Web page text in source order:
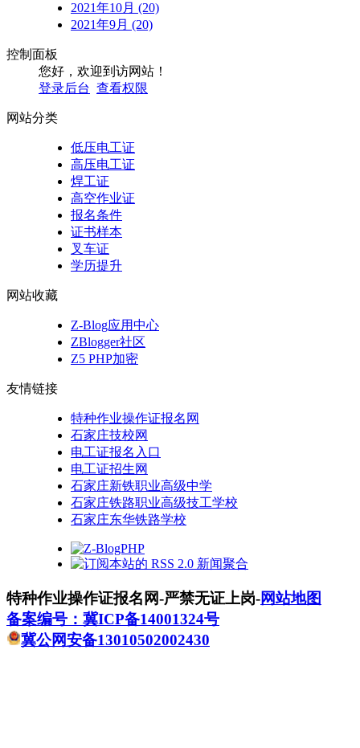
2021年10月 (20)
2021年9月 (20)
控制面板
您好，欢迎到访网站！
登录后台 查看权限
网站分类
低压电工证
高压电工证
焊工证
高空作业证
报名条件
证书样本
叉车证
学历提升
网站收藏
Z-Blog应用中心
ZBlogger社区
Z5 PHP加密
友情链接
特种作业操作证报名网
石家庄技校网
电工证报名入口
电工证招生网
石家庄新铁职业高级中学
石家庄铁路职业高级技工学校
石家庄东华铁路学校
特种作业操作证报名网-严禁无证上岗-网站地图
备案编号：冀ICP备14001324号
冀公网安备13010502002430